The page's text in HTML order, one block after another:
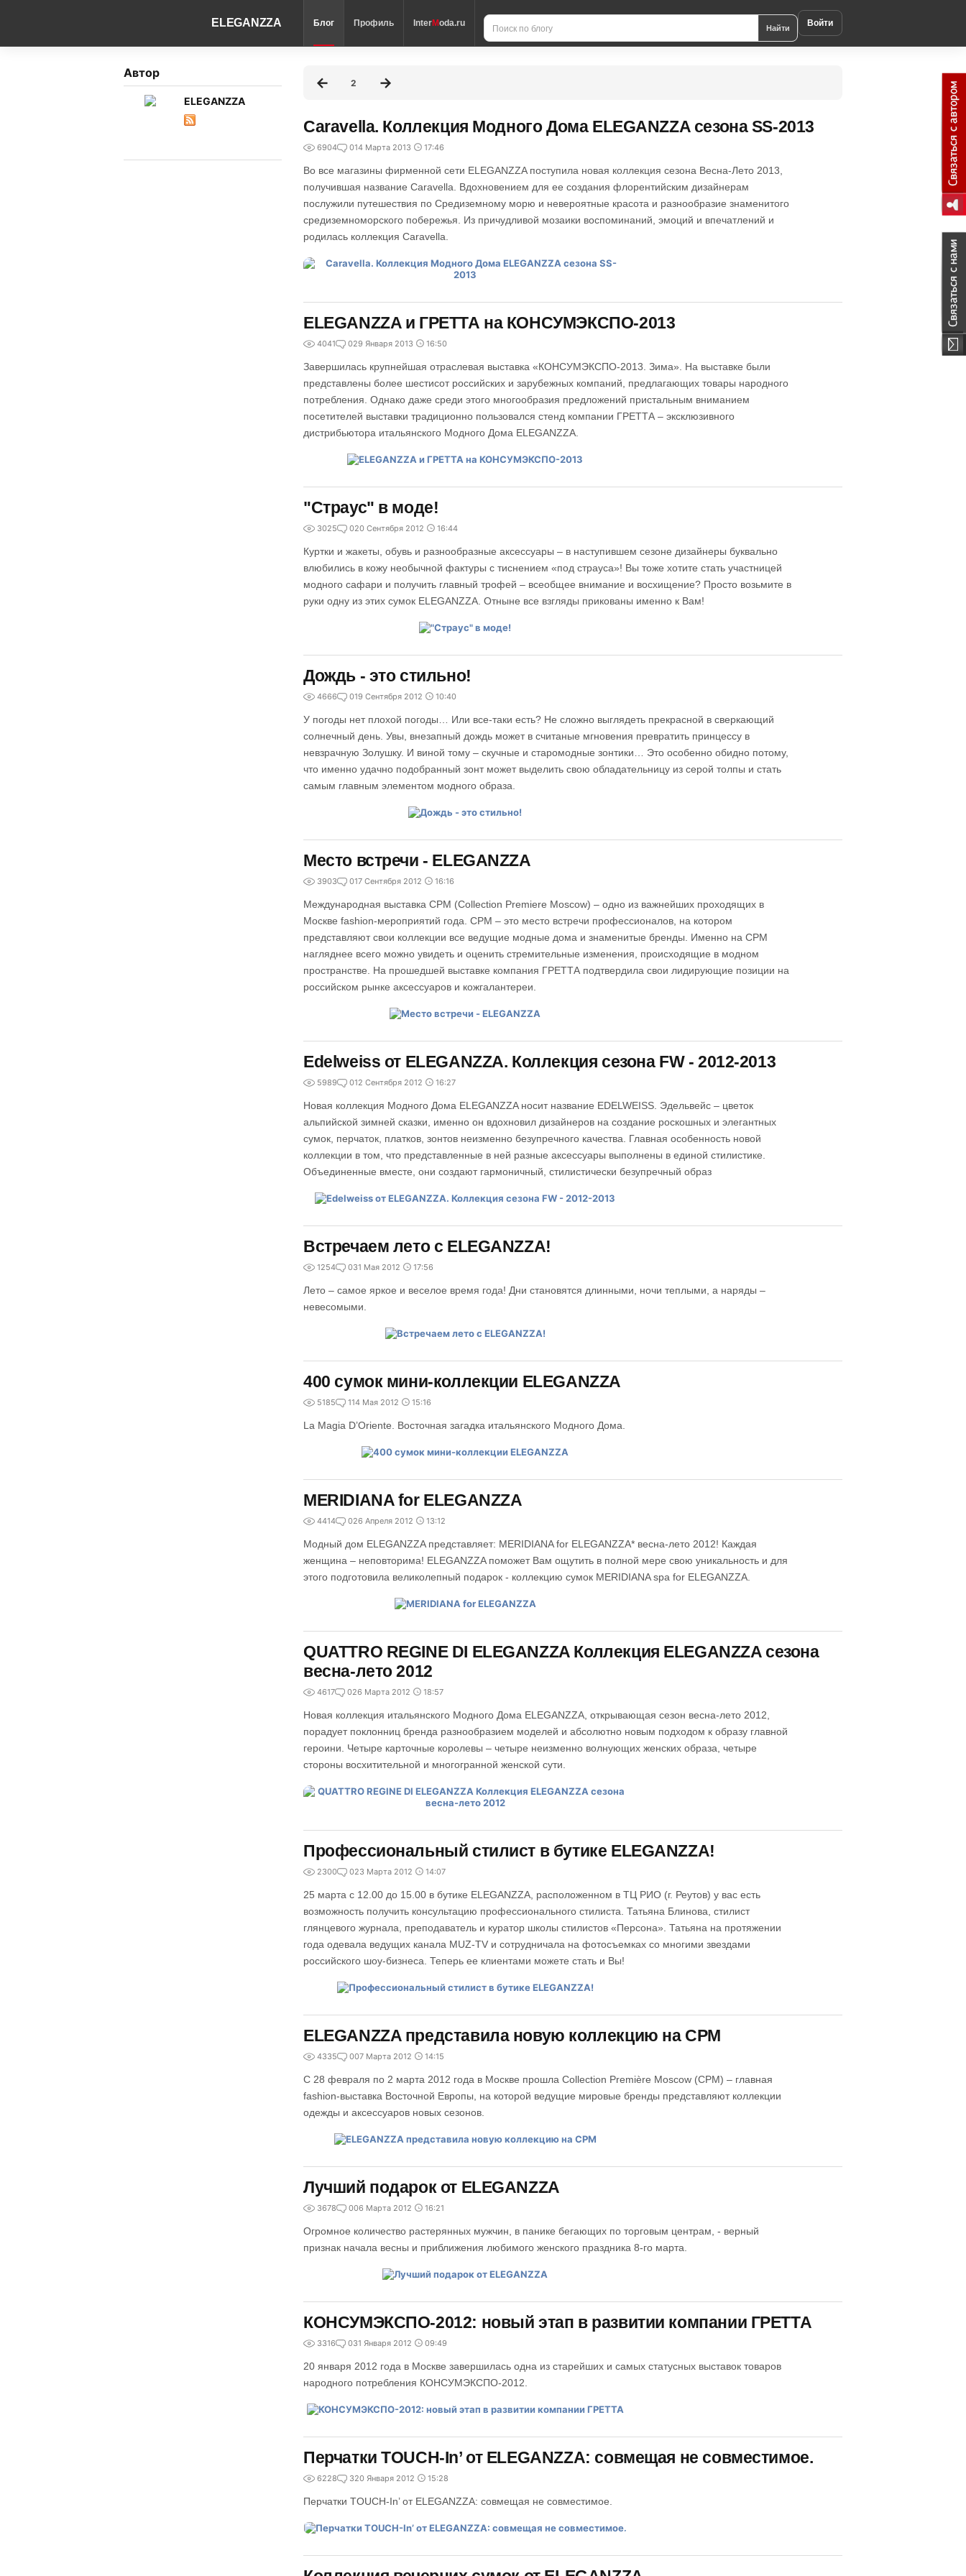
ELEGANZZA Блог Профиль InterModa.ru Найти Войти
Автор
ELEGANZZA
2
Caravella. Коллекция Модного Дома ELEGANZZA сезона SS-2013
6904 014 Марта 2013 17:46
Во все магазины фирменной сети ELEGANZZA поступила новая коллекция сезона Весна-Лето 2013,
получившая название Caravella. Вдохновением для ее создания флорентийским дизайнерам
послужили путешествия по Средиземному морю и невероятные красота и разнообразие знаменитого
средиземноморского побережья. Из причудливой мозаики воспоминаний, эмоций и впечатлений и
родилась коллекция Caravella.
ELEGANZZA и ГРЕТТА на КОНСУМЭКСПО-2013
4041 029 Января 2013 16:50
Завершилась крупнейшая отраслевая выставка «КОНСУМЭКСПО-2013. Зима». На выставке были
представлены более шестисот российских и зарубежных компаний, предлагающих товары народного
потребления. Однако даже среди этого многообразия предложений пристальным вниманием
посетителей выставки традиционно пользовался стенд компании ГРЕТТА – эксклюзивного
дистрибьютора итальянского Модного Дома ELEGANZZA.
"Страус" в моде!
3025 020 Сентября 2012 16:44
Куртки и жакеты, обувь и разнообразные аксессуары – в наступившем сезоне дизайнеры буквально
влюбились в кожу необычной фактуры с тиснением «под страуса»! Вы тоже хотите стать участницей
модного сафари и получить главный трофей – всеобщее внимание и восхищение? Просто возьмите в
руки одну из этих сумок ELEGANZZA. Отныне все взгляды прикованы именно к Вам!
Дождь - это стильно!
4666 019 Сентября 2012 10:40
У погоды нет плохой погоды… Или все-таки есть? Не сложно выглядеть прекрасной в сверкающий
солнечный день. Увы, внезапный дождь может в считаные мгновения превратить принцессу в
невзрачную Золушку. И виной тому – скучные и старомодные зонтики… Это особенно обидно потому,
что именно удачно подобранный зонт может выделить свою обладательницу из серой толпы и стать
самым главным элементом модного образа.
Место встречи - ELEGANZZA
3903 017 Сентября 2012 16:16
Международная выставка CPM (Collection Premiere Moscow) – одно из важнейших проходящих в
Москве fashion-мероприятий года. CPM – это место встречи профессионалов, на котором
представляют свои коллекции все ведущие модные дома и знаменитые бренды. Именно на CPM
нагляднее всего можно увидеть и оценить стремительные изменения, происходящие в модном
пространстве. На прошедшей выставке компания ГРЕТТА подтвердила свои лидирующие позиции на
российском рынке аксессуаров и кожгалантереи.
Edelweiss от ELEGANZZA. Коллекция сезона FW - 2012-2013
5989 012 Сентября 2012 16:27
Новая коллекция Модного Дома ELEGANZZA носит название EDELWEISS. Эдельвейс – цветок
альпийской зимней сказки, именно он вдохновил дизайнеров на создание роскошных и элегантных
сумок, перчаток, платков, зонтов неизменно безупречного качества. Главная особенность новой
коллекции в том, что представленные в ней разные аксессуары выполнены в единой стилистике.
Объединенные вместе, они создают гармоничный, стилистически безупречный образ
Встречаем лето с ELEGANZZA!
1254 031 Мая 2012 17:56
Лето – самое яркое и веселое время года! Дни становятся длинными, ночи теплыми, а наряды –
невесомыми.
400 сумок мини-коллекции ELEGANZZA
5185 114 Мая 2012 15:16
La Magia D’Oriente. Восточная загадка итальянского Модного Дома.
MERIDIANA for ELEGANZZA
4414 026 Апреля 2012 13:12
Модный дом ELEGANZZA представляет: MERIDIANA for ELEGANZZA* весна-лето 2012! Каждая
женщина – неповторима! ELEGANZZA поможет Вам ощутить в полной мере свою уникальность и для
этого подготовила великолепный подарок - коллекцию сумок MERIDIANA spa for ELEGANZZA.
QUATTRO REGINE DI ELEGANZZA Коллекция ELEGANZZA сезона
весна-лето 2012
4617 026 Марта 2012 18:57
Новая коллекция итальянского Модного Дома ELEGANZZA, открывающая сезон весна-лето 2012,
порадует поклонниц бренда разнообразием моделей и абсолютно новым подходом к образу главной
героини. Четыре карточные королевы – четыре неизменно волнующих женских образа, четыре
стороны восхитительной и многогранной женской сути.
Профессиональный стилист в бутике ELEGANZZA!
2300 023 Марта 2012 14:07
25 марта с 12.00 до 15.00 в бутике ELEGANZZA, расположенном в ТЦ РИО (г. Реутов) у вас есть
возможность получить консультацию профессионального стилиста. Татьяна Блинова, стилист
глянцевого журнала, преподаватель и куратор школы стилистов «Персона». Татьяна на протяжении
года одевала ведущих канала MUZ-TV и сотрудничала на фотосъемках co многими звездами
российского шоу-бизнеса. Теперь ее клиентами можете стать и Вы!
ELEGANZZA представила новую коллекцию на CPM
4335 007 Марта 2012 14:15
С 28 февраля по 2 марта 2012 года в Москве прошла Collection Première Moscow (CPM) – главная
fashion-выставка Восточной Европы, на которой ведущие мировые бренды представляют коллекции
одежды и аксессуаров новых сезонов.
Лучший подарок от ELEGANZZA
3678 006 Марта 2012 16:21
Огромное количество растерянных мужчин, в панике бегающих по торговым центрам, - верный
признак начала весны и приближения любимого женского праздника 8-го марта.
КОНСУМЭКСПО-2012: новый этап в развитии компании ГРЕТТА
3316 031 Января 2012 09:49
20 января 2012 года в Москве завершилась одна из старейших и самых статусных выставок товаров
народного потребления КОНСУМЭКСПО-2012.
Перчатки TOUCH-In’ от ELEGANZZA: совмещая не совместимое.
6228 320 Января 2012 15:28
Перчатки TOUCH-In’ от ELEGANZZA: совмещая не совместимое.